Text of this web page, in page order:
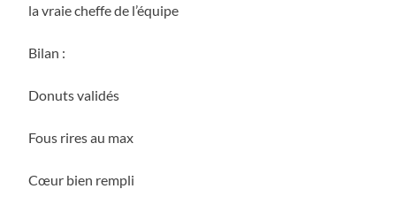
la vraie cheffe de l’équipe
Bilan :
Donuts validés
Fous rires au max
Cœur bien rempli